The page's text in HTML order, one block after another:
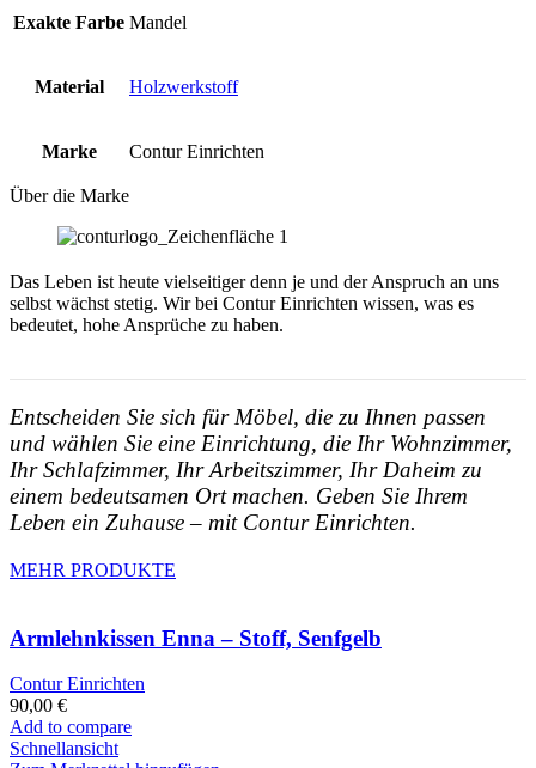
Exakte Farbe Mandel
Material Holzwerkstoff
Marke Contur Einrichten
Über die Marke
Das Leben ist heute vielseitiger denn je und der Anspruch an uns
selbst wächst stetig. Wir bei Contur Einrichten wissen, was es
bedeutet, hohe Ansprüche zu haben.
Entscheiden Sie sich für Möbel, die zu Ihnen passen
und wählen Sie eine Einrichtung, die Ihr Wohnzimmer,
Ihr Schlafzimmer, Ihr Arbeitszimmer, Ihr Daheim zu
einem bedeutsamen Ort machen. Geben Sie Ihrem
Leben ein Zuhause – mit Contur Einrichten.
MEHR PRODUKTE
Armlehnkissen Enna – Stoff, Senfgelb
Contur Einrichten
90,00 €
Add to compare
Schnellansicht